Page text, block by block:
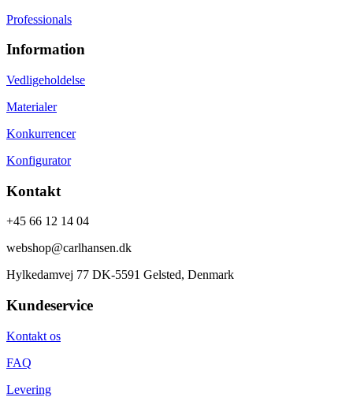
Professionals
Information
Vedligeholdelse
Materialer
Konkurrencer
Konfigurator
Kontakt
+45 66 12 14 04
webshop@carlhansen.dk
Hylkedamvej 77 DK-5591 Gelsted, Denmark
Kundeservice
Kontakt os
FAQ
Levering